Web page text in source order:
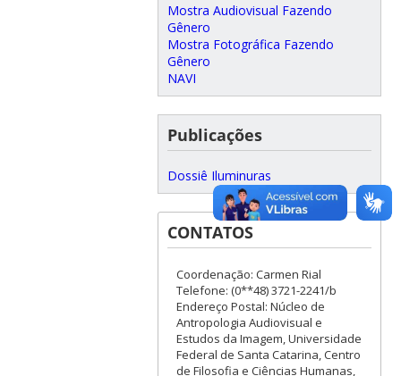
Mostra Audiovisual Fazendo
Gênero
Mostra Fotográfica Fazendo
Gênero
NAVI
Publicações
Dossiê Iluminuras
CONTATOS
Coordenação: Carmen Rial
Telefone: (0**48) 3721-2241/b
Endereço Postal: Núcleo de
Antropologia Audiovisual e
Estudos da Imagem, Universidade
Federal de Santa Catarina, Centro
de Filosofia e Ciências Humanas,